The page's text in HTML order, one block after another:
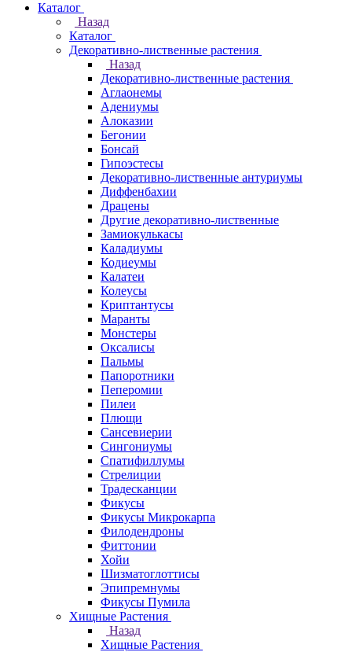
Каталог
Назад
Каталог
Декоративно-лиственные растения
Назад
Декоративно-лиственные растения
Аглаонемы
Адениумы
Алоказии
Бегонии
Бонсай
Гипоэстесы
Декоративно-лиственные антуриумы
Диффенбахии
Драцены
Другие декоративно-лиственные
Замиокулькасы
Каладиумы
Кодиеумы
Калатеи
Колеусы
Криптантусы
Маранты
Монстеры
Оксалисы
Пальмы
Папоротники
Пеперомии
Пилеи
Плющи
Сансевиерии
Сингониумы
Спатифиллумы
Стрелиции
Традесканции
Фикусы
Фикусы Микрокарпа
Филодендроны
Фиттонии
Хойи
Шизматоглоттисы
Эпипремнумы
Фикусы Пумила
Хищные Растения
Назад
Хищные Растения